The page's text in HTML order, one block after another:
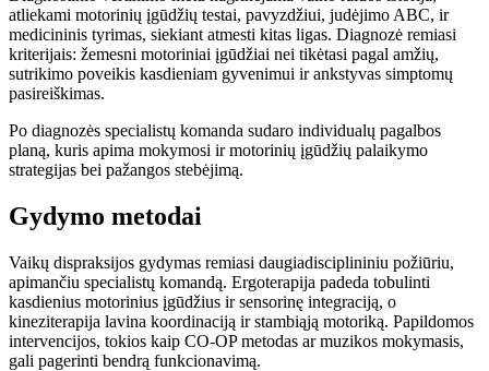
atliekami motorinių įgūdžių testai, pavyzdžiui, judėjimo ABC, ir
medicininis tyrimas, siekiant atmesti kitas ligas. Diagnozė remiasi
kriterijais: žemesni motoriniai įgūdžiai nei tikėtasi pagal amžių,
sutrikimo poveikis kasdieniam gyvenimui ir ankstyvas simptomų
pasireiškimas.
Po diagnozės specialistų komanda sudaro individualų pagalbos
planą, kuris apima mokymosi ir motorinių įgūdžių palaikymo
strategijas bei pažangos stebėjimą.
Gydymo metodai
Vaikų dispraksijos gydymas remiasi daugiadisciplininiu požiūriu,
apimančiu specialistų komandą. Ergoterapija padeda tobulinti
kasdienius motorinius įgūdžius ir sensorinę integraciją, o
kineziterapija lavina koordinaciją ir stambiąją motoriką. Papildomos
intervencijos, tokios kaip CO-OP metodas ar muzikos mokymasis,
gali pagerinti bendrą funkcionavimą.